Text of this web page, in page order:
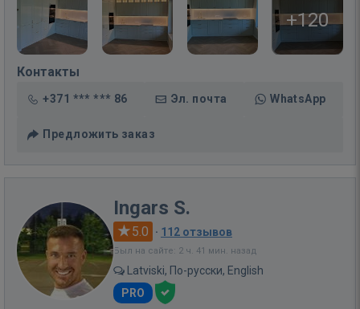
+120
Контакты
+371 *** *** 86 Эл. почта WhatsApp
Предложить заказ
Ingars S.
5.0 · 112 отзывов
Был на сайте: 2 ч. 41 мин. назад
Latviski, По-русски, English
PRO